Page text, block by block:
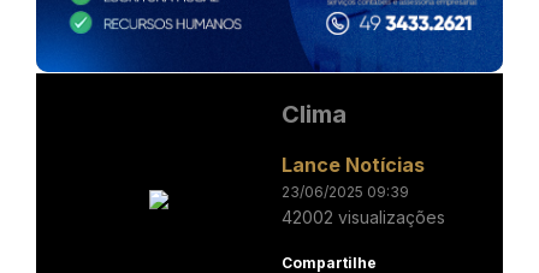
Clima
Lance Notícias
23/06/2025 09:39
42002 visualizações
Compartilhe